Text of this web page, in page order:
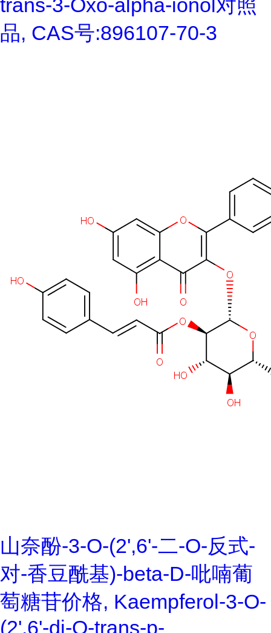
trans-3-Oxo-alpha-ionol对照
品, CAS号:896107-70-3
山奈酚-3-O-(2',6'-二-O-反式-
对-香豆酰基)-beta-D-吡喃葡
萄糖苷价格, Kaempferol-3-O-
(2',6'-di-O-trans-p-